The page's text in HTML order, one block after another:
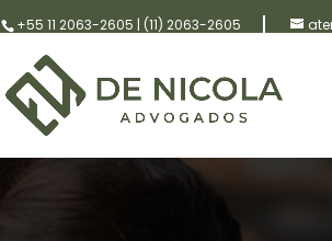
+55 11 2063-2605 | (11) 2063-2605